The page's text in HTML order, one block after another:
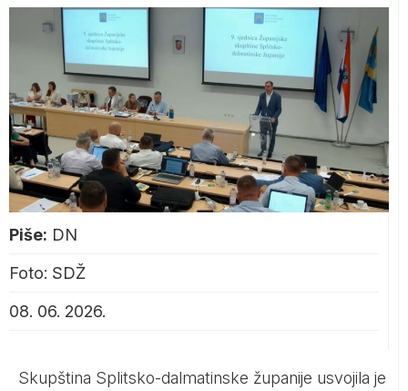
Piše: DN
Foto: SDŽ
08. 06. 2026.
Skupština Splitsko-dalmatinske županije usvojila je